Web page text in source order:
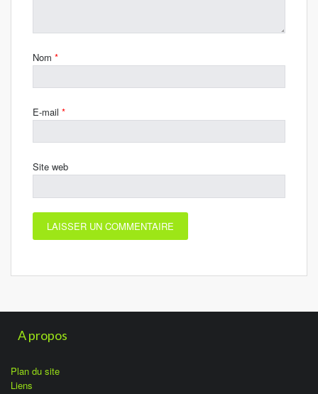
Nom *
E-mail *
Site web
A propos
Plan du site
Liens